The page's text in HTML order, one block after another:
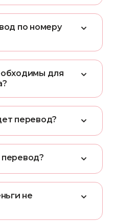
вод по номеру
обходимы для
?
ет перевод?
перевод?
ньги не